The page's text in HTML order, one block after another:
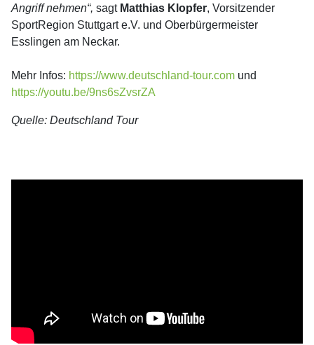
Angriff nehmen“, sagt Matthias Klopfer, Vorsitzender
SportRegion Stuttgart e.V. und Oberbürgermeister
Esslingen am Neckar.
Mehr Infos: https://www.deutschland-tour.com und
https://youtu.be/9ns6sZvsrZA
Quelle: Deutschland Tour